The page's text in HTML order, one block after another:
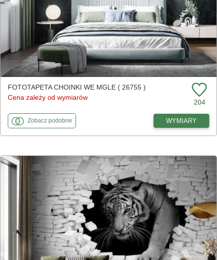
FOTOTAPETA CHOINKI WE MGLE ( 26755 )
Cena zależy od wymiarów
204
Zobaczfototapety
podobnedo Choinki we mgle WYMIARY